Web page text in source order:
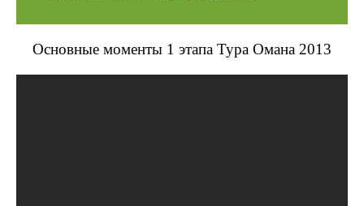
Основные моменты 1 этапа Тура Омана 2013